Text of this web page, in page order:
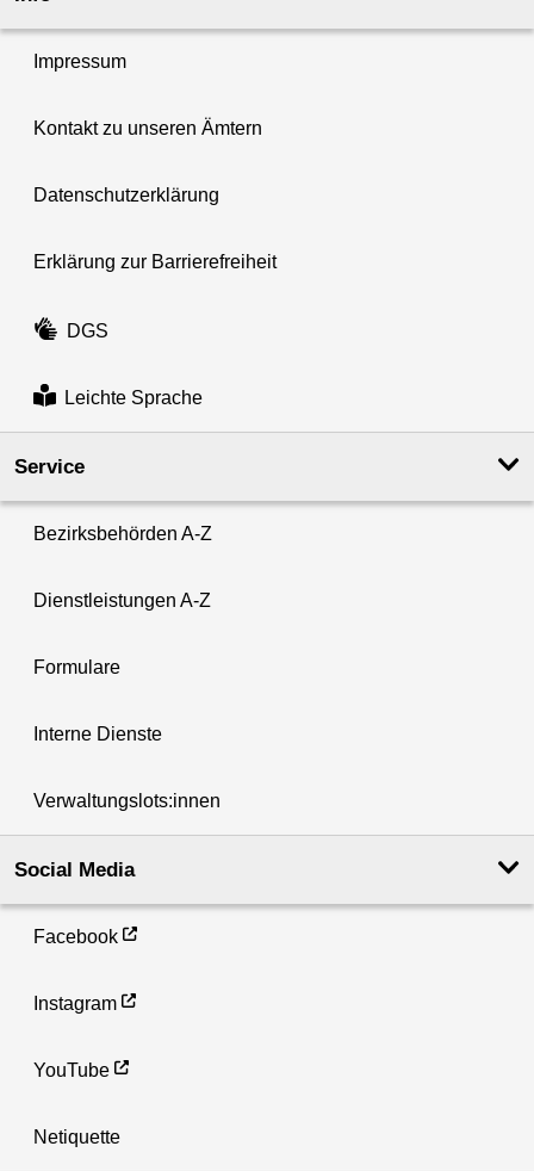
Impressum
Kontakt zu unseren Ämtern
Datenschutzerklärung
Erklärung zur Barrierefreiheit
DGS
Leichte Sprache
Service
Bezirksbehörden A-Z
Dienstleistungen A-Z
Formulare
Interne Dienste
Verwaltungslots:innen
Social Media
Facebook
Instagram
YouTube
Netiquette